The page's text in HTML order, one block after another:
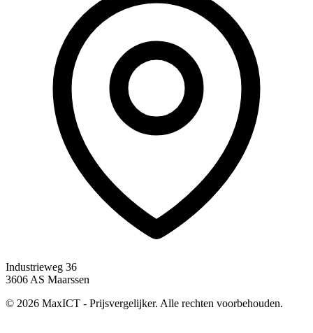
Industrieweg 36
3606 AS Maarssen
© 2026 MaxICT - Prijsvergelijker. Alle rechten voorbehouden.